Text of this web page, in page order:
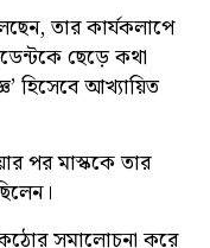
তার কার্যকলাপে
ছেড়ে কথা
হিসেবে আখ্যায়িত
পর মাস্ককে তার
কঠোর সমালোচনা করে